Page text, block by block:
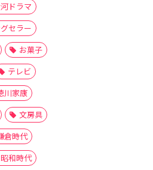
ドラマ
セラー
お菓子
テレビ
川家康
文房具
倉時代
昭和時代